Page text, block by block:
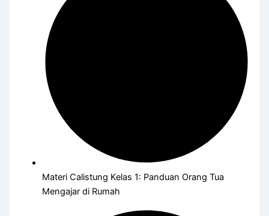
Materi Calistung Kelas 1: Panduan Orang Tua
Mengajar di Rumah